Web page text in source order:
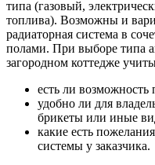
типа (газовый,
топлива). Возможны и
радиаторная система в
полами. При выборе типа
загородном коттедже
есть ли возможность
удобно ли для
брикеты или иные
какие есть
системы у заказчика.